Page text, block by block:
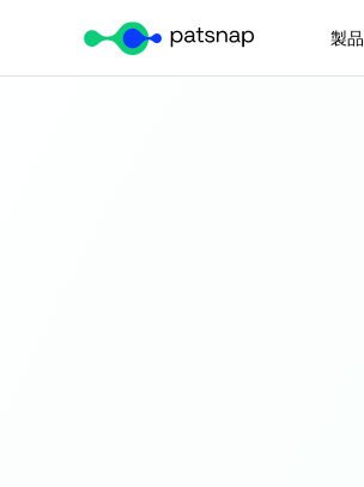
content
製品